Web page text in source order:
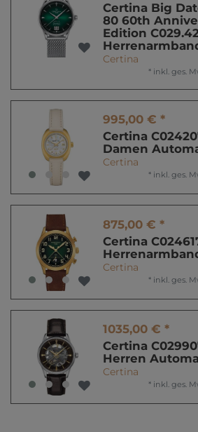
Certina Big
80 60th
Edition
Certina
* inkl. ges.
995,00 € *
Certina
Damen
Certina
* inkl. ges.
875,00 € *
Certina
Certina
* inkl. ges.
1035,00 € *
Certina
Herren
Certina
* inkl. ges.